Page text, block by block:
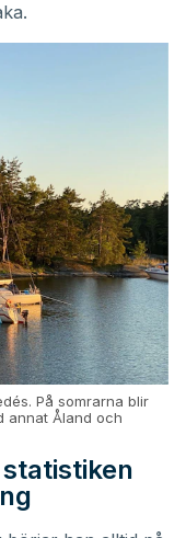
På somrarna blir
annat Åland och